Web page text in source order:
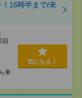
15時半まで/未
回
車
気になる！